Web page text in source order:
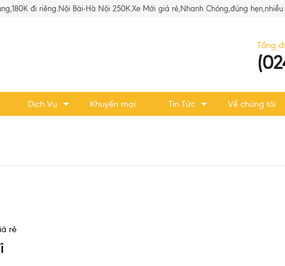
đi riêng.Nội Bài-Hà Nội 250K.Xe Mới giá rẻ,Nhanh Chóng,đúng
Tổng
Dịch Vụ Khuyến mại Tin Tức Về chúng tôi